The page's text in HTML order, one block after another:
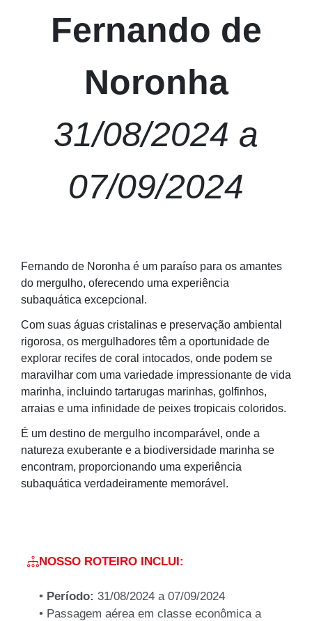
Fernando de
Noronha
31/08/2024 a
07/09/2024
Fernando de Noronha é um paraíso para os amantes
do mergulho, oferecendo uma experiência
subaquática excepcional.
Com suas águas cristalinas e preservação ambiental
rigorosa, os mergulhadores têm a oportunidade de
explorar recifes de coral intocados, onde podem se
maravilhar com uma variedade impressionante de vida
marinha, incluindo tartarugas marinhas, golfinhos,
arraias e uma infinidade de peixes tropicais coloridos.
É um destino de mergulho incomparável, onde a
natureza exuberante e a biodiversidade marinha se
encontram, proporcionando uma experiência
subaquática verdadeiramente memorável.
NOSSO ROTEIRO INCLUI:
• Período: 31/08/2024 a 07/09/2024
•Passagem aérea em classe econômica a